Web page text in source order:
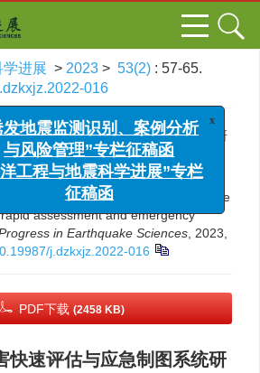
进展 > 2023 > 53(2) : 57-65.
016
式地震灾害快速评估与应急制图系统研
进展, 2023, 53(2): 57-65.
016
Research and application of off-line
assessment and emergency
in Earthquake Sciences , 2023,
j.dzkxjz.2022-016
PDF下载 (2458 KB)
快速评估与应急制图系统研
x
发地震监测识别、案例分析
风险管理”专栏征稿函
工程与地震科学进展”专栏
征稿函